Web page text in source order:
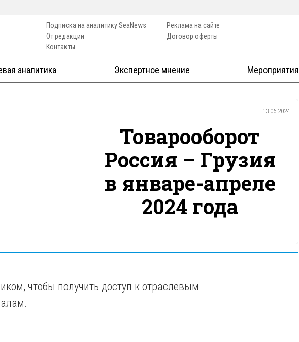
Подписка на аналитику SeaNews
От редакции
Контакты
Реклама на сайте
Договор оферты
аналитика Экспертное мнение Мероприятия
13.06.2024
Товарооборот
Россия – Грузия
в январе-апреле
2024 года
чтобы получить доступ к отраслевым